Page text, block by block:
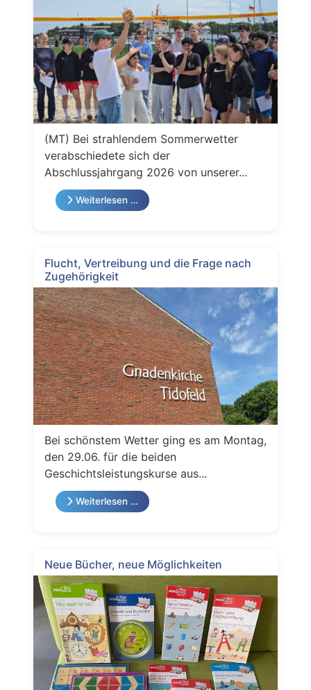
(MT) Bei strahlendem Sommerwetter
verabschiedete sich der
Abschlussjahrgang 2026 von unserer...
Weiterlesen …
Flucht, Vertreibung und die Frage nach
Zugehörigkeit
Bei schönstem Wetter ging es am Montag,
den 29.06. für die beiden
Geschichtsleistungskurse aus...
Weiterlesen …
Neue Bücher, neue Möglichkeiten